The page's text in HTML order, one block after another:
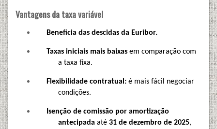
Vantagens da taxa variável
Beneficia das descidas da Euribor.
Taxas iniciais mais baixas em comparação com
a taxa fixa.
Flexibilidade contratual: é mais fácil negociar
condições.
Isenção de comissão por amortização
antecipada até 31 de dezembro de 2025,